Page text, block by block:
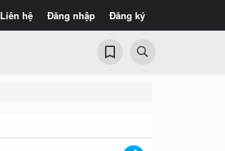
Liên hệ Đăng nhập Đăng ký